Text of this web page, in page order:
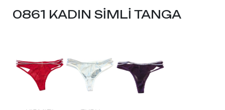
0861 KADIN SİMLİ TANGA